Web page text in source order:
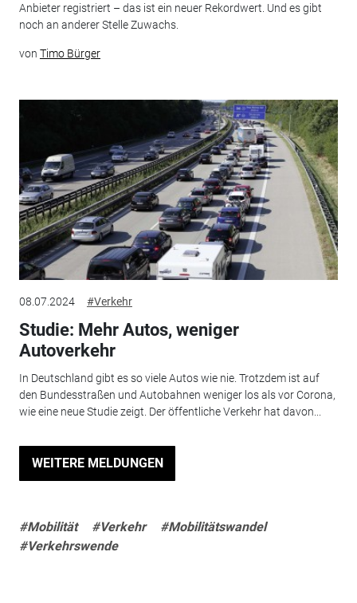
Anbieter registriert – das ist ein neuer Rekordwert. Und es gibt
noch an anderer Stelle Zuwachs.
von Timo Bürger
08.07.2024 #Verkehr
Studie: Mehr Autos, weniger
Autoverkehr
In Deutschland gibt es so viele Autos wie nie. Trotzdem ist auf
den Bundesstraßen und Autobahnen weniger los als vor Corona,
wie eine neue Studie zeigt. Der öffentliche Verkehr hat davon...
WEITERE MELDUNGEN
#Mobilität #Verkehr
#Mobilitätswandel
#Verkehrswende